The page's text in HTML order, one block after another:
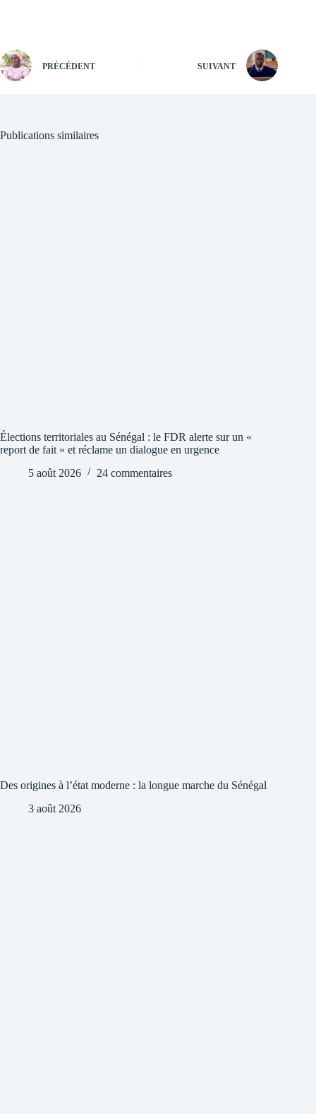
PRÉCÉDENT SUIVANT
Publications similaires
Élections territoriales au Sénégal : le FDR alerte sur un «
report de fait » et réclame un dialogue en urgence
5 août 2026
24 commentaires
Des origines à l’état moderne : la longue marche du Sénégal
3 août 2026